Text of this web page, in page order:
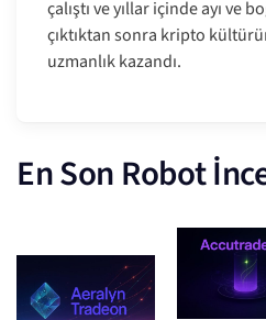
çalıştı ve yıllar içinde ayı ve
çıktıktan sonra kripto
uzmanlık kazandı.
En Son Robot